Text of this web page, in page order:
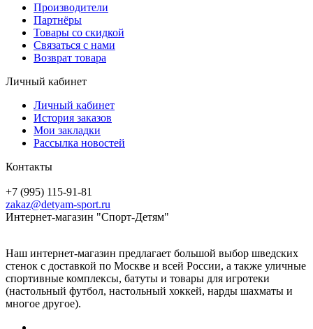
Производители
Партнёры
Товары со скидкой
Связаться с нами
Возврат товара
Личный кабинет
Личный кабинет
История заказов
Мои закладки
Рассылка новостей
Контакты
+7 (995) 115-91-81
zakaz@detyam-sport.ru
Интернет-магазин "Спорт-Детям"
Наш интернет-магазин предлагает большой выбор шведских
стенок с доставкой по Москве и всей России, а также уличные
спортивные комплексы, батуты и товары для игротеки
(настольный футбол, настольный хоккей, нарды шахматы и
многое другое).